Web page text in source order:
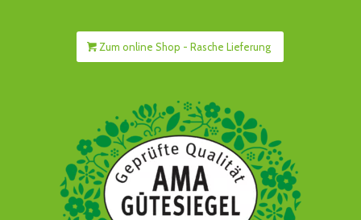
Zum online Shop - Rasche Lieferung